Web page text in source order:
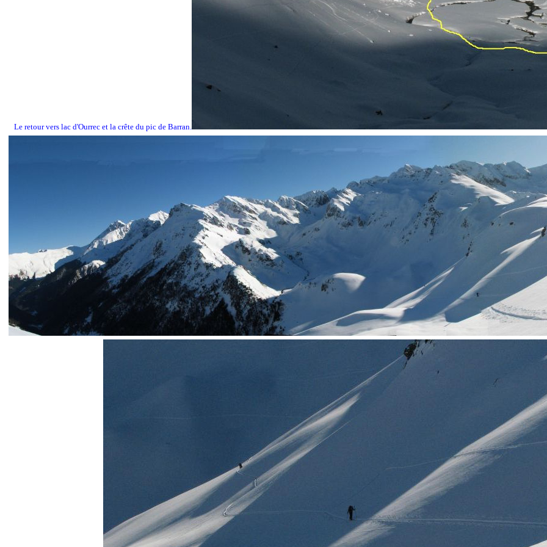
Le retour vers lac d'Ourrec et la crête du pic de Barran.